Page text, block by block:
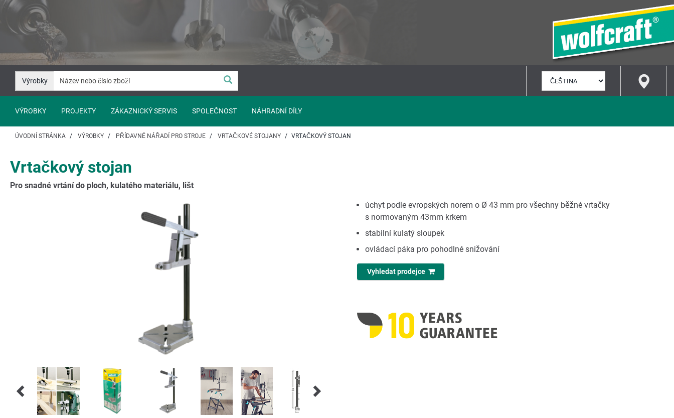
Přejít
Obsah
Přejít
Navigaci
Výrobky
VYBRAT
JAZYK
VÝROBKY PROJEKTY ZÁKAZNICKÝ SERVIS SPOLEČNOST NÁHRADNÍ DÍLY
ÚVODNÍ STRÁNKA VÝROBKY PŘÍDAVNÉ NÁŘADÍ PRO STROJE VRTAČKOVÉ STOJANY VRTAČKOVÝ STOJAN
Vrtačkový stojan
Pro snadné vrtání do ploch, kulatého materiálu, lišt
úchyt podle evropských norem o Ø 43 mm pro všechny běžné vrtačky
s normovaným 43mm krkem
stabilní kulatý sloupek
ovládací páka pro pohodlné snižování
Vyhledat prodejce